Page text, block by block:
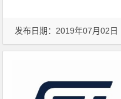
发布日期：2019年07月02